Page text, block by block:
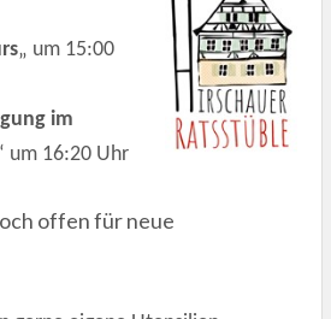
„ um 15:00
im
um 16:20 Uhr
offen für neue